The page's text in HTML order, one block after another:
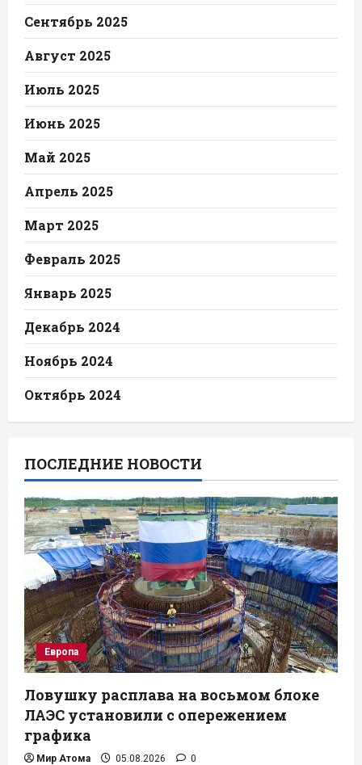
Сентябрь 2025
Август 2025
Июль 2025
Июнь 2025
Май 2025
Апрель 2025
Март 2025
Февраль 2025
Январь 2025
Декабрь 2024
Ноябрь 2024
Октябрь 2024
ПОСЛЕДНИЕ НОВОСТИ
Европа
Ловушку расплава на восьмом блоке
ЛАЭС установили с опережением
графика
Мир Атома 05.08.2026 0